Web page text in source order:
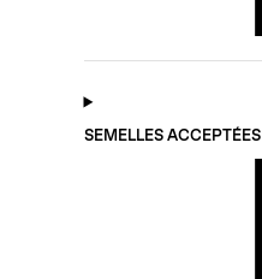
SEMELLES ACCEPTÉES